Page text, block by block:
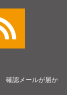
確認メールが届か